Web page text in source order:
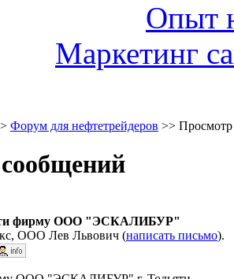
Опыт
Маркетинг
Форум для нефтетрейдеров >>
фирму ООО "ЭСКАЛИБУР"
ООО Лев Львович (написать письмо).